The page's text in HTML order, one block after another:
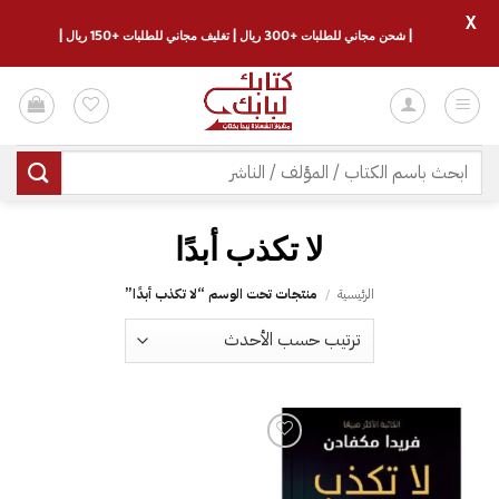
للمحتوى
البحث
عن:
لا تكذب أبدًا
الرئيسية / منتجات تحت الوسم “لا تكذب أبدًا”
| شحن مجاني للطلبات +300 ريال | تغليف مجاني للطلبات +150 ريال |
X